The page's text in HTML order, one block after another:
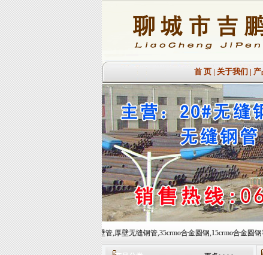
首 页| 关于我们 | 产
主营业务有:16mn大口径厚壁管,厚壁无缝钢管,35crmo合金圆钢,15crmo合金圆钢